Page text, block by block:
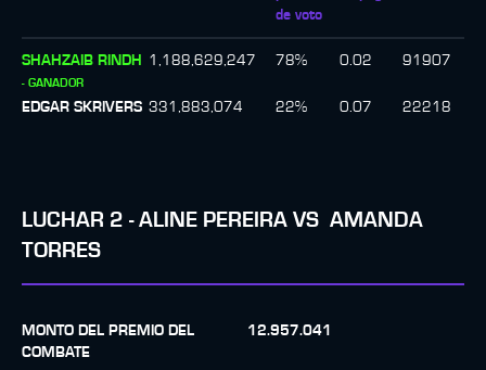
de voto
SHAHZAIB RINDH
- GANADOR
1,188,629,247 78% 0.02 91907
EDGAR SKRIVERS 331,883,074 22% 0.07 22218
LUCHAR 2 - ALINE PEREIRA VS AMANDA
TORRES
MONTO DEL PREMIO DEL
COMBATE
12.957.041